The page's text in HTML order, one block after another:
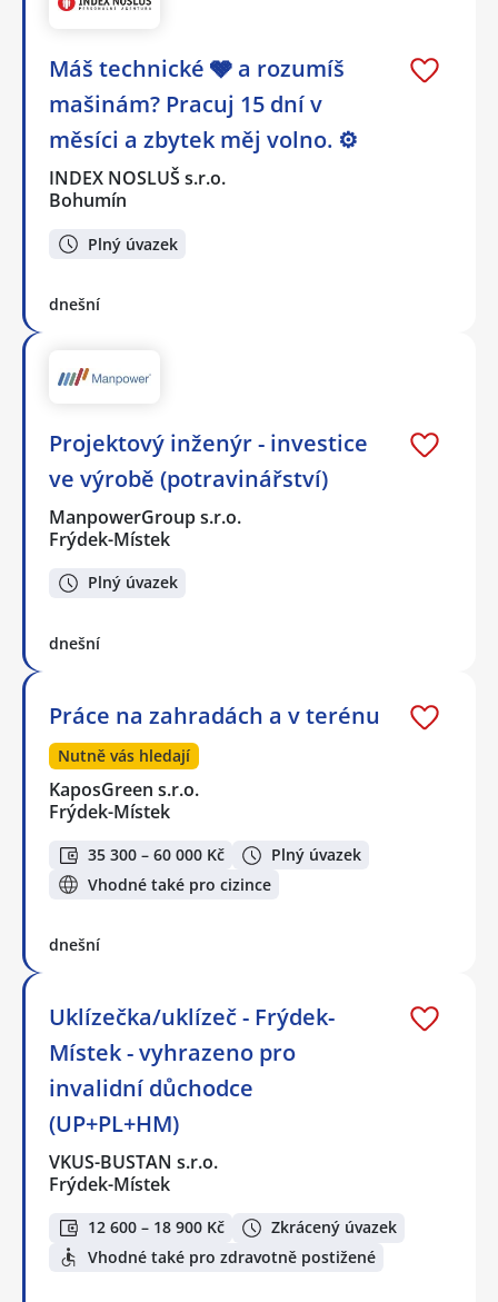
Máš technické 🩶 a rozumíš
mašinám? Pracuj 15 dní v
měsíci a zbytek měj volno. ⚙
INDEX NOSLUŠ s.r.o.
Bohumín
Plný úvazek
dnešní
Projektový inženýr - investice
ve výrobě (potravinářství)
ManpowerGroup s.r.o.
Frýdek-Místek
Plný úvazek
dnešní
Práce na zahradách a v terénu
Nutně vás hledají
KaposGreen s.r.o.
Frýdek-Místek
35 300 – 60 000 Kč
Plný úvazek
Vhodné také pro cizince
dnešní
Uklízečka/uklízeč - Frýdek-
Místek - vyhrazeno pro
invalidní důchodce
(UP+PL+HM)
VKUS-BUSTAN s.r.o.
Frýdek-Místek
12 600 – 18 900 Kč
Zkrácený úvazek
Vhodné také pro zdravotně postižené